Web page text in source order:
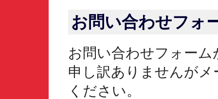
お問い合わせフォ
お問い合わせフォー
申し訳ありませんが
ください。